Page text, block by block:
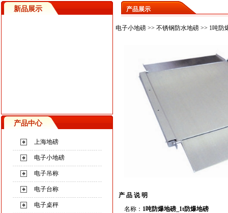
新品展示
产品中心
上海地磅
电子小地磅
电子吊称
电子台称
电子桌秤
产品展示
电子小地磅 >> 不锈钢防水地磅 >> 1吨防
产 品 说 明
名称： 1吨防爆地磅 _1t防爆地磅